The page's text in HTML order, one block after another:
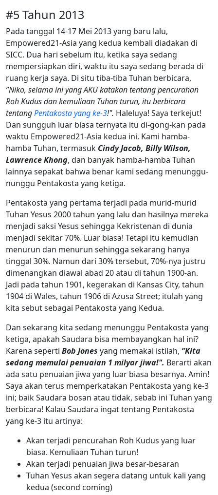
#5 Tahun 2013
Pada tanggal 14-17 Mei 2013 yang baru lalu,
Empowered21-Asia yang kedua kembali diadakan di
SICC. Dua hari sebelum itu, ketika saya sedang
mempersiapkan diri, waktu itu saya sedang berada di
ruang kerja saya. Di situ tiba-tiba Tuhan berbicara,
”Niko, selama ini yang AKU katakan tentang pencurahan
Roh Kudus dan kemuliaan Tuhan turun, itu berbicara
tentangPentakosta yang ke-3!". Haleluya! Saya terkejut!
Dan sungguh luar biasa ternyata itu di-gong-kan pada
waktu Empowered21-Asia kedua ini. Kami hamba-
hamba Tuhan, termasuk Cindy Jacob, Billy Wilson,
Lawrence Khong, dan banyak hamba-hamba Tuhan
lainnya sepakat bahwa benar kami sedang menunggu-
nunggu Pentakosta yang ketiga.
Pentakosta yang pertama terjadi pada murid-murid
Tuhan Yesus 2000 tahun yang lalu dan hasilnya mereka
menjadi saksi Yesus sehingga Kekristenan di dunia
menjadi sekitar 70%. Luar biasa! Tetapi itu kemudian
menurun dan menurun sehingga sekarang hanya
tinggal 30%. Namun dari 30% tersebut, 70%-nya justru
dimenangkan diawal abad 20 atau di tahun 1900-an.
Jadi pada tahun 1901, kegerakan di Kansas City, tahun
1904 di Wales, tahun 1906 di Azusa Street; itulah yang
kita sebut sebagai Pentakosta yang Kedua.
Dan sekarang kita sedang menunggu Pentakosta yang
ketiga, apakah Saudara bisa membayangkan hal ini?
Karena seperti Bob Jones yang memakai istilah, ”Kita
sedang memulai penuaian 1 milyar jiwa!". Berarti akan
ada satu penuaian jiwa yang luar biasa besarnya. Amin!
Saya akan terus memperkatakan Pentakosta yang ke-3
ini; baik Saudara bosan atau tidak, sebab ini Tuhan yang
berbicara! Kalau Saudara ingat tentang Pentakosta
yang ke-3 itu artinya:
Akan terjadi pencurahan Roh Kudus yang luar
biasa. Kemuliaan Tuhan turun!
Akan terjadi penuaian jiwa besar-besaran
Tuhan Yesus akan segera datang untuk kali yang
kedua (second coming)